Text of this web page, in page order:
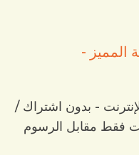
المميز -
- بدون اشتراك /
فقط مقابل الرسوم